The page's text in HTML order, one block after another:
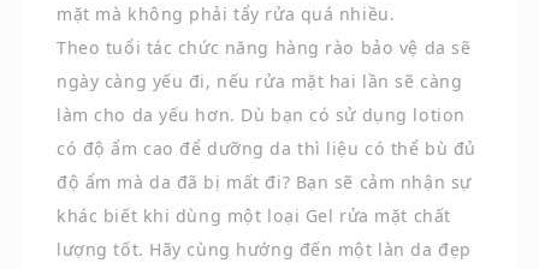
mặt mà không phải tẩy rửa quá nhiều.
Theo tuổi tác chức năng hàng rào bảo vệ da sẽ
ngày càng yếu đi, nếu rửa mặt hai lần sẽ càng
làm cho da yếu hơn. Dù bạn có sử dụng lotion
có độ ẩm cao để dưỡng da thì liệu có thể bù đủ
độ ẩm mà da đã bị mất đi? Bạn sẽ cảm nhận sự
khác biết khi dùng một loại Gel rửa mặt chất
lượng tốt. Hãy cùng hướng đến một làn da đẹp